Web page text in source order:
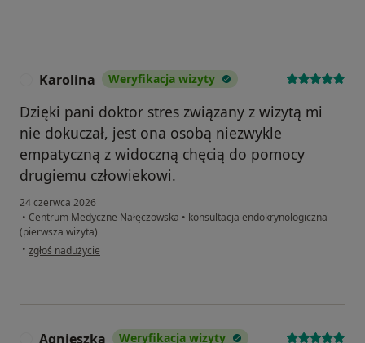
Karolina Weryfikacja wizyty
Dzięki pani doktor stres związany z wizytą mi
nie dokuczał, jest ona osobą niezwykle
empatyczną z widoczną chęcią do pomocy
drugiemu człowiekowi.
24 czerwca 2026
• Centrum Medyczne Nałęczowska • konsultacja endokrynologiczna
(pierwsza wizyta)
• w opinii użytkownika Karolina
zgłoś nadużycie
Agnieszka Weryfikacja wizyty